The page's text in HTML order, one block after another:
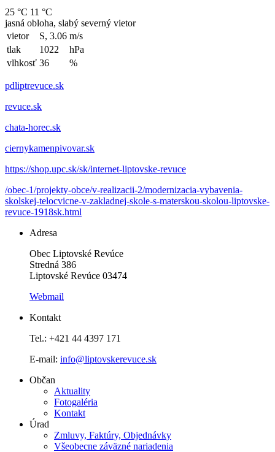
25 °C 11 °C
jasná obloha, slabý severný vietor
vietor
S, 3.06 m/s
tlak
1022
hPa
vlhkosť 36 %
pdliptrevuce.sk
revuce.sk
chata-horec.sk
ciernykamenpivovar.sk
https://shop.upc.sk/sk/internet-liptovske-revuce
/obec-1/projekty-obce/v-realizacii-2/modernizacia-vybavenia-
skolskej-telocvicne-v-zakladnej-skole-s-materskou-skolou-liptovske-
revuce-1918sk.html
Adresa
Obec Liptovské Revúce
Stredná 386
Liptovské Revúce 03474
Webmail
Kontakt
Tel.: +421 44 4397 171
E-mail: info@liptovskerevuce.sk
Občan
Aktuality
Fotogaléria
Kontakt
Úrad
Zmluvy, Faktúry, Objednávky
Všeobecne záväzné nariadenia